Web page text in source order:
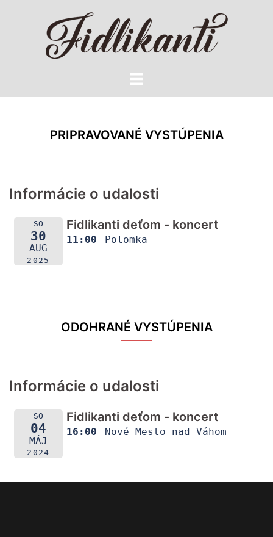
Toggle
PRIPRAVOVANÉ VYSTÚPENIA
Informácie o udalosti
SO
30
AUG
2025
Fidlikanti deťom - koncert
11:00 Polomka
ODOHRANÉ VYSTÚPENIA
Informácie o udalosti
SO
04
MÁJ
2024
Fidlikanti deťom - koncert
16:00 Nové Mesto nad Váhom